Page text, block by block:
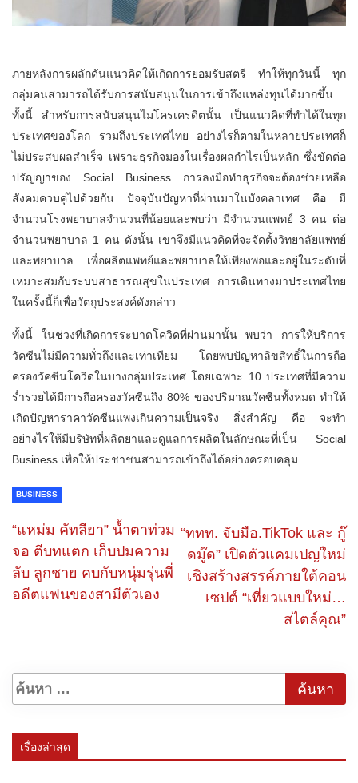
ภายหลังการผลักดันแนวคิดให้เกิดการยอมรับสตรี ทำให้ทุกวันนี้ ทุก
กลุ่มคนสามารถได้รับการสนับสนุนในการเข้าถึงแหล่งทุนได้มากขึ้น
ทั้งนี้ สำหรับการสนับสนุนไมโครเครดิตนั้น เป็นแนวคิดที่ทำได้ในทุก
ประเทศของโลก รวมถึงประเทศไทย อย่างไรก็ตามในหลายประเทศก็
ไม่ประสบผลสำเร็จ เพราะธุรกิจมองในเรื่องผลกำไรเป็นหลัก ซึ่งขัดต่อ
ปรัญญาของ Social Business การลงมือทำธุรกิจจะต้องช่วยเหลือ
สังคมควบคู่ไปด้วยกัน ปัจจุบันปัญหาที่ผ่านมาในบังคลาเทศ คือ มี
จำนวนโรงพยาบาลจำนวนที่น้อยและพบว่า มีจำนวนแพทย์ 3 คน ต่อ
จำนวนพยาบาล 1 คน ดังนั้น เขาจึงมีแนวคิดที่จะจัดตั้งวิทยาลัยแพทย์
และพยาบาล เพื่อผลิตแพทย์และพยาบาลให้เพียงพอและอยู่ในระดับที่
เหมาะสมกับระบบสาธารณสุขในประเทศ การเดินทางมาประเทศไทย
ในครั้งนี้ก็เพื่อวัตถุประสงค์ดังกล่าว
ทั้งนี้ ในช่วงที่เกิดการระบาดโควิดที่ผ่านมานั้น พบว่า การให้บริการ
วัคซีนไม่มีความทั่วถึงและเท่าเทียม โดยพบปัญหาลิขสิทธิ์ในการถือ
ครองวัคซีนโควิดในบางกลุ่มประเทศ โดยเฉพาะ 10 ประเทศที่มีความ
ร่ำรวยได้มีการถือครองวัคซีนถึง 80% ของปริมาณวัคซีนทั้งหมด ทำให้
เกิดปัญหาราคาวัคซีนแพงเกินความเป็นจริง สิ่งสำคัญ คือ จะทำ
อย่างไรให้มีบริษัทที่ผลิตยาและดูแลการผลิตในลักษณะที่เป็น Social
Business เพื่อให้ประชาชนสามารถเข้าถึงได้อย่างครอบคลุม
BUSINESS
“แหม่ม คัทลียา” น้ำตาท่วม
จอ ตีบทแตก เก็บปมความ
ลับ ลูกชาย คบกับหนุ่มรุ่นพี่
อดีตแฟนของสามีตัวเอง
“ททท.​ จับมือ.TikTok และ กู๊
ดมู๊ด” เปิดตัวแคมเปญใหม่
เชิงสร้างสรรค์ภายใต้คอน
เซปต์ “เที่ยวแบบใหม่…
สไตล์คุณ”
เรื่องล่าสุด